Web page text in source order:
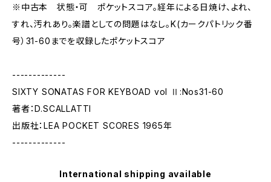
※中古本 状態・可 ポケットスコア。経年による日焼け、よれ、
すれ、汚れあり。楽譜としての問題はなし。K(カークパトリック番
号）31-60までを収録したポケットスコア
-------------
SIXTY SONATAS FOR KEYBOAD vol Ⅱ:Nos31-60
著者：D.SCALLATTI
出版社：LEA POCKET SCORES 1965年
-------------
International shipping available